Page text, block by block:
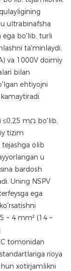
ultrabinafsha
ega bo'lib, turli
ta'minlaydi.
va 1000V doimiy
bilan
ehtiyojni
≤0,25 mΩ bo'lib,
tizim
olib
u
bardosh
Uning NSPV
ega
~ 4 mm² (14 ~
tomonidan
rioya
xotirjamlikni